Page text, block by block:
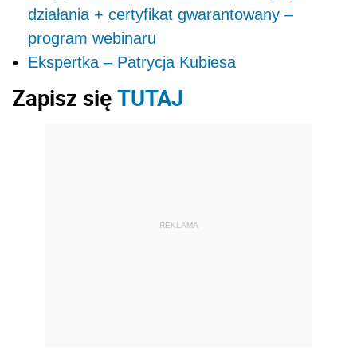
działania + certyfikat gwarantowany –
program webinaru
Ekspertka – Patrycja Kubiesa
Zapisz sięTUTAJ
REKLAMA